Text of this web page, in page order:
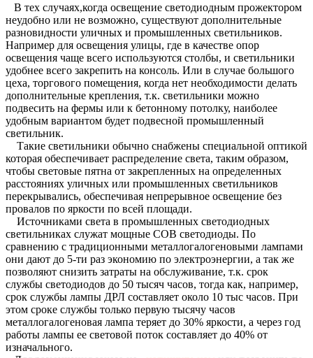
В тех случаях,когда освещение светодиодным прожектором
неудобно или не возможно, существуют дополнительные
разновидности уличных и промышленных светильников.
Например для освещения улицы, где в качестве опор
освещения чаще всего используются столбы, и светильники
удобнее всего закрепить на консоль. Или в случае большого
цеха, торгового помещения, когда нет необходимости делать
дополнительные крепления, т.к. светильники можно
подвесить на фермы или к бетонному потолку, наиболее
удобным вариантом будет подвесной промышленный
светильник.
Такие светильники обычно снабжены специальной оптикой
которая обеспечивает распределение света, таким образом,
чтобы световые пятна от закрепленных на определенных
расстояниях уличных или промышленных светильников
перекрывались, обеспечивая непрерывное освещение без
провалов по яркости по всей площади.
Источниками света в промышленных светодиодных
светильниках служат мощные COB светодиоды. По
сравнению с традиционными металлогалогеновыми лампами
они дают до 5-ти раз экономию по электроэнергии, а так же
позволяют снизить затраты на обслуживание, т.к. срок
службы светодиодов до 50 тысяч часов, тогда как, например,
срок службы лампы ДРЛ составляет около 10 тыс часов. При
этом сроке службы только первую тысячу часов
металлогалогеновая лампа теряет до 30% яркости, а через год
работы лампы ее световой поток составляет до 40% от
изначального.